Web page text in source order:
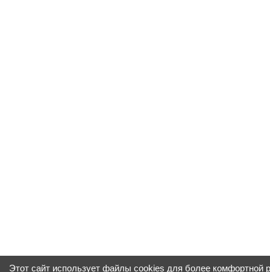
Этот сайт использует файлы cookies для более комфортной